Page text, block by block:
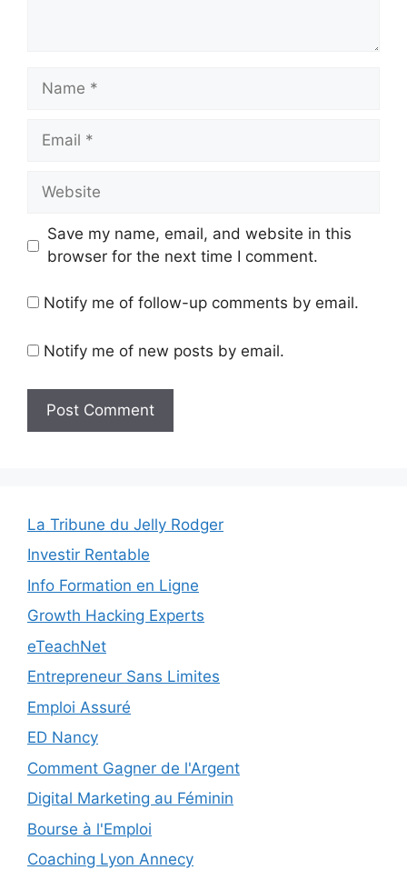
Name
Email
Website
Save my name, email, and website in this
browser for the next time I comment.
Notify me of follow-up comments by email.
Notify me of new posts by email.
La Tribune du Jelly Rodger
Investir Rentable
Info Formation en Ligne
Growth Hacking Experts
eTeachNet
Entrepreneur Sans Limites
Emploi Assuré
ED Nancy
Comment Gagner de l'Argent
Digital Marketing au Féminin
Bourse à l'Emploi
Coaching Lyon Annecy